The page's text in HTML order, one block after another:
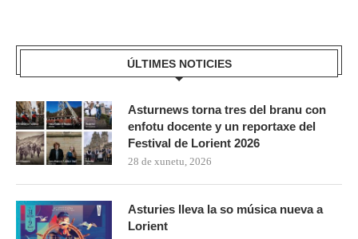
ÚLTIMES NOTICIES
Asturnews torna tres del branu con
enfotu docente y un reportaxe del
Festival de Lorient 2026
28 de xunetu, 2026
Asturies lleva la so música nueva a
Lorient